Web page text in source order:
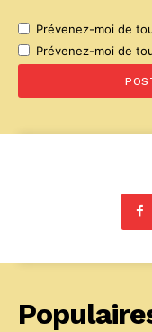
Prévenez-moi de
Prévenez-moi de